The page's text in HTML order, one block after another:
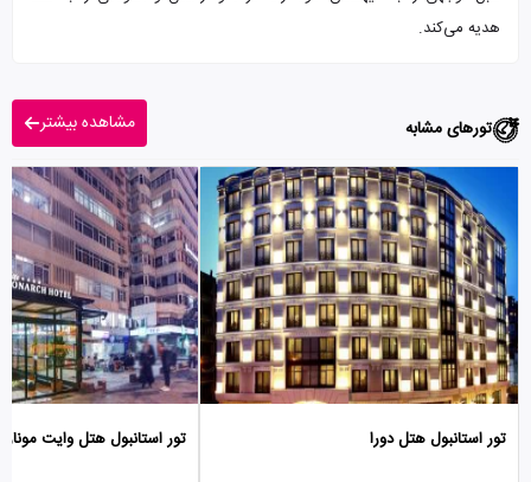
هدیه می‌کند.
تورهای مشابه مشاهده بیشتر
تور استانبول هتل دورا تور استانبول هتل وایت